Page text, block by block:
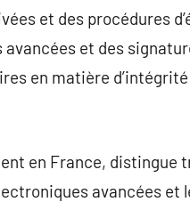
et des procédures
et des
en matière
en France, distingue
avancées et